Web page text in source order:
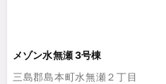
メゾン水無瀬 3号棟
三島郡島本町水無瀬２丁目